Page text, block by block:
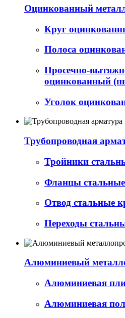
Оцинкованный
Круг
Полоса
Просечно-
оцинкованный
Уголок
Трубопроводная
Тройники
Фланцы стальные
Отвод стальные
Переходы
Алюминиевый
Алюминиевая
Алюминиевая